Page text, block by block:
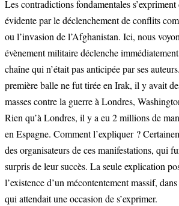
Les contradictions fondamentales
évidente par le déclenchement de conflits
ou l’invasion de l’Afghanistan. Ici, nous
évènement militaire déclenche
chaîne qui n’était pas anticipée par ses
première balle ne fut tirée en Irak, il y avait
masses contre la guerre à Londres,
Rien qu’à Londres, il y a eu 2 millions de
en Espagne. Comment l’expliquer ?
des organisateurs de ces manifestations, qui
surpris de leur succès. La seule explication
l’existence d’un mécontentement massif,
qui attendait une occasion de s’exprimer.